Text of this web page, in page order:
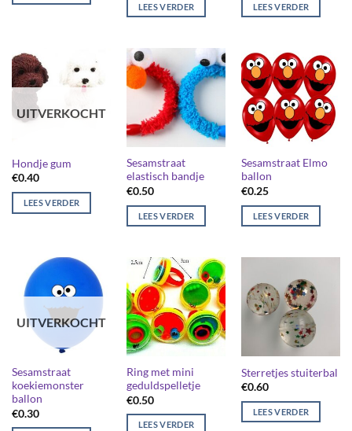
LEES VERDER LEES VERDER
UITVERKOCHT
Hondje gum
€0.40
LEES VERDER
Sesamstraat
elastisch bandje
€0.50
LEES VERDER
Sesamstraat Elmo
ballon
€0.25
LEES VERDER
UITVERKOCHT
Sesamstraat
koekiemonster
ballon
€0.30
Ring met mini
geduldspelletje
€0.50
LEES VERDER
Sterretjes stuiterbal
€0.60
LEES VERDER